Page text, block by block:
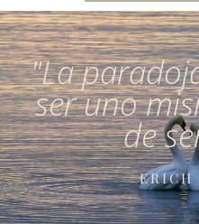
"La
ser uno
de
ERICH